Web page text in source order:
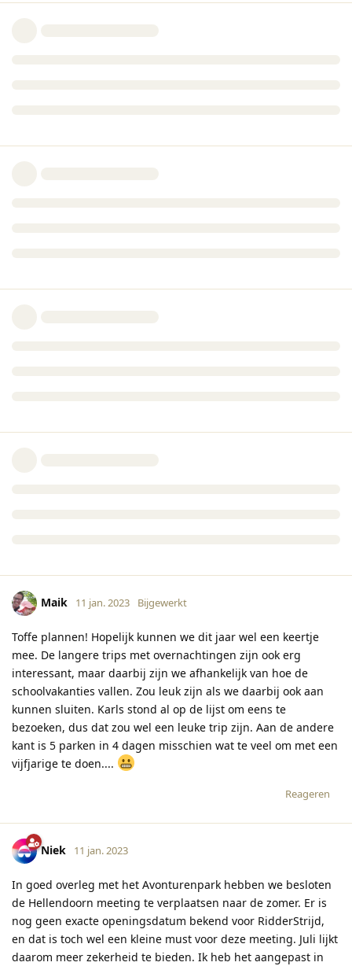
Maik 11 jan. 2023 Bijgewerkt
Toffe plannen! Hopelijk kunnen we dit jaar wel een keertje
mee. De langere trips met overnachtingen zijn ook erg
interessant, maar daarbij zijn we afhankelijk van hoe de
schoolvakanties vallen. Zou leuk zijn als we daarbij ook aan
kunnen sluiten. Karls stond al op de lijst om eens te
bezoeken, dus dat zou wel een leuke trip zijn. Aan de andere
kant is 5 parken in 4 dagen misschien wat te veel om met een
vijfjarige te doen....
Reageren
Niek 11 jan. 2023
In goed overleg met het Avonturenpark hebben we besloten
de Hellendoorn meeting te verplaatsen naar de zomer. Er is
nog geen exacte openingsdatum bekend voor RidderStrijd,
en dat is toch wel een kleine must voor deze meeting. Juli lijkt
daarom meer zekerheid te bieden. Ik heb het aangepast in